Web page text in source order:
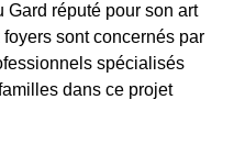
Gard réputé pour son art
sont concernés par
spécialisés
dans ce projet